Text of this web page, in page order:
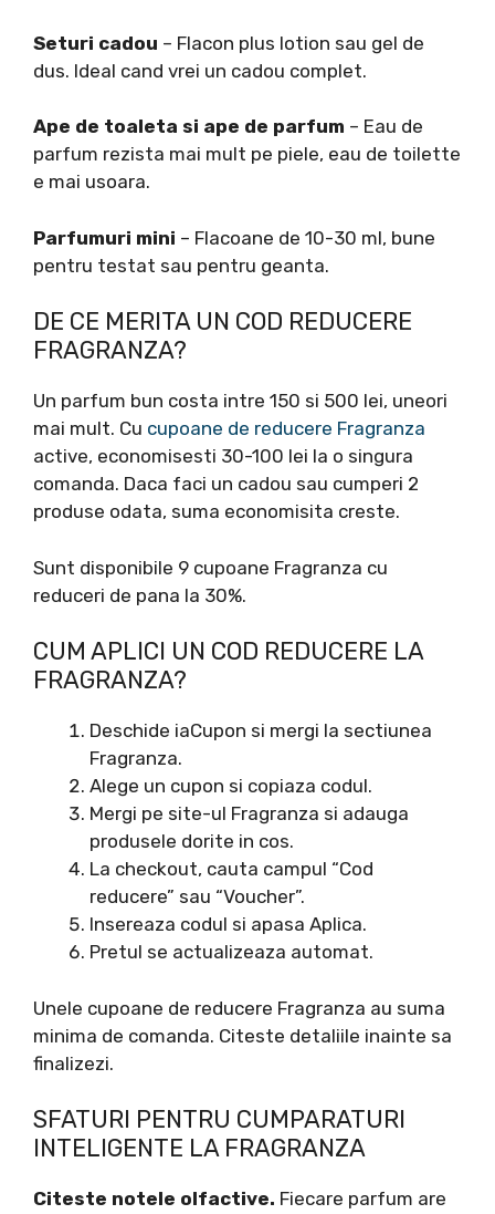
Seturi cadou – Flacon plus lotion sau gel de
dus. Ideal cand vrei un cadou complet.
Ape de toaleta si ape de parfum – Eau de
parfum rezista mai mult pe piele, eau de toilette
e mai usoara.
Parfumuri mini – Flacoane de 10-30 ml, bune
pentru testat sau pentru geanta.
DE CE MERITA UN COD REDUCERE
FRAGRANZA?
Un parfum bun costa intre 150 si 500 lei, uneori
mai mult. Cu cupoane de reducere Fragranza
active, economisesti 30-100 lei la o singura
comanda. Daca faci un cadou sau cumperi 2
produse odata, suma economisita creste.
Sunt disponibile 9 cupoane Fragranza cu
reduceri de pana la 30%.
CUM APLICI UN COD REDUCERE LA
FRAGRANZA?
Deschide iaCupon si mergi la sectiunea
Fragranza.
Alege un cupon si copiaza codul.
Mergi pe site-ul Fragranza si adauga
produsele dorite in cos.
La checkout, cauta campul “Cod
reducere” sau “Voucher”.
Insereaza codul si apasa Aplica.
Pretul se actualizeaza automat.
Unele cupoane de reducere Fragranza au suma
minima de comanda. Citeste detaliile inainte sa
finalizezi.
SFATURI PENTRU CUMPARATURI
INTELIGENTE LA FRAGRANZA
Citeste notele olfactive. Fiecare parfum are